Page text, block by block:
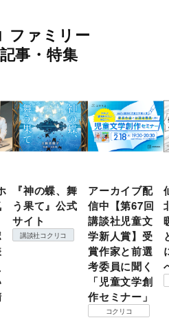
ファミリー
事・特集
『神の蝶、舞
う果て』公式
サイト
講談社コクリコ
アーカイブ配
信中【第67回
講談社児童文
学新人賞】受
賞作家と前選
考委員に聞く
「児童文学創
作セミナー」
コクリコ